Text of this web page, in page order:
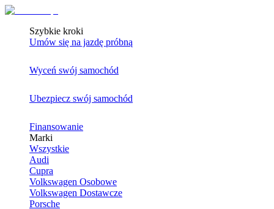
Szybkie kroki
Umów się na jazdę próbną
Wyceń swój samochód
Ubezpiecz swój samochód
Finansowanie
Marki
Wszystkie
Audi
Cupra
Volkswagen Osobowe
Volkswagen Dostawcze
Porsche